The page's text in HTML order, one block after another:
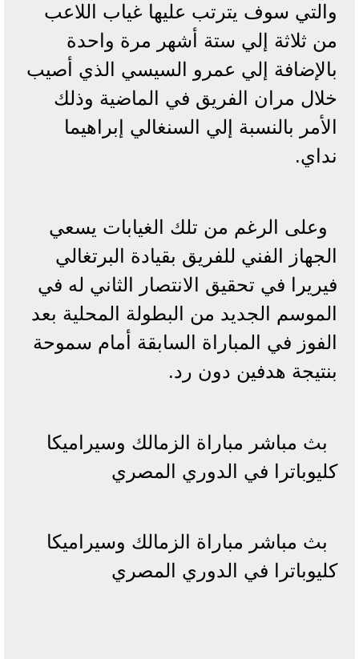
والتي سوف يترتب عليها غياب اللاعب
من ثلاثة إلي ستة أشهر مرة واحدة
بالإضافة إلي عمرو السيسي الذي أصيب
خلال مران الفريق في الماضية وذلك
الأمر بالنسبة إلي السنغالي إبراهيما
نداي.
وعلى الرغم من تلك الغيابات يسعي
الجهاز الفني للفريق بقيادة البرتغالي
فيريرا في تحقيق الانتصار الثاني له في
الموسم الجديد من البطولة المحلية بعد
الفوز في المباراة السابقة أمام سموحة
بنتيجة هدفين دون رد.
بث مباشر مباراة الزمالك وسيراميكا
كليوباترا في الدوري المصري
بث مباشر مباراة الزمالك وسيراميكا
كليوباترا في الدوري المصري